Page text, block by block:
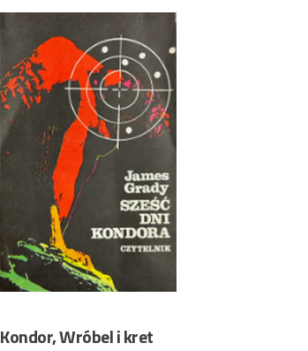
Kondor, Wróbel i kret